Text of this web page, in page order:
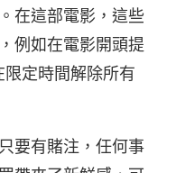
在這部電影，這些
例如在電影開頭提
定時間解除所有
要有賭注，任何事